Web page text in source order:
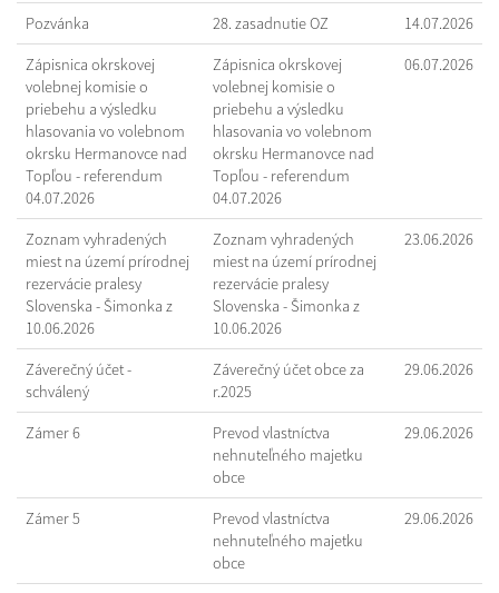
Pozvánka 28. zasadnutie OZ 14.07.2026
Zápisnica okrskovej
volebnej komisie o
priebehu a výsledku
hlasovania vo volebnom
okrsku Hermanovce nad
Topľou - referendum
04.07.2026
Zápisnica okrskovej
volebnej komisie o
priebehu a výsledku
hlasovania vo volebnom
okrsku Hermanovce nad
Topľou - referendum
04.07.2026
06.07.2026
Zoznam vyhradených
miest na území prírodnej
rezervácie pralesy
Slovenska - Šimonka z
10.06.2026
Zoznam vyhradených
miest na území prírodnej
rezervácie pralesy
Slovenska - Šimonka z
10.06.2026
23.06.2026
Záverečný účet -
schválený
Záverečný účet obce za
r.2025
29.06.2026
Zámer 6
Prevod vlastníctva
nehnuteľného majetku
obce
29.06.2026
Zámer 5
Prevod vlastníctva
nehnuteľného majetku
obce
29.06.2026